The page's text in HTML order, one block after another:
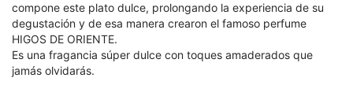
compone este plato dulce, prolongando la experiencia de su
degustación y de esa manera crearon el famoso perfume
HIGOS DE ORIENTE.
Es una fragancia súper dulce con toques amaderados que
jamás olvidarás.